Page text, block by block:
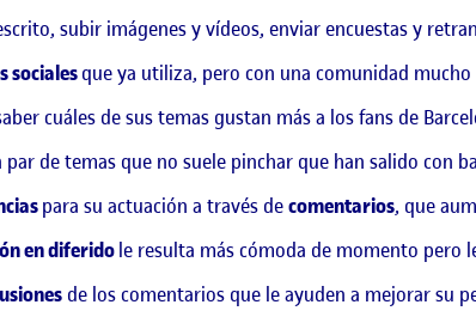
subir imágenes y vídeos, enviar encuestas y
socialesque ya utiliza, pero con una comunidad
cuáles de sus temas gustan más a los fans de
de temas que no suele pinchar que han salido con
para su actuación a través decomentarios, que
en diferidole resulta más cómoda de momento pero
de los comentarios que le ayuden a mejorar su